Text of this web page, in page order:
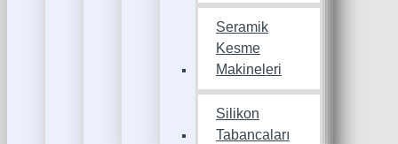
Seramik
Kesme
Makineleri
Silikon
Tabancaları